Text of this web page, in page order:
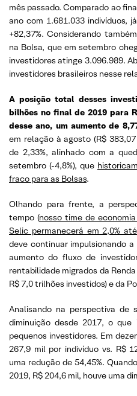
mês passado. Comparado ao
ano com 1.681.033 indivíduos,
+82,37%. Considerando
na Bolsa, que em setembro
investidores atinge 3.096.989.
investidores brasileiros nesse
A posição total desses
bilhões no final de 2019 para
desse ano, um aumento de
em relação à agosto (R$
de 2,33%, alinhado com a
setembro (-4,8%), que
fraco para as Bolsas.
Olhando para frente, a
tempo (nosso time de
Selic permanecerá em 2,0%
deve continuar impulsionando
aumento do fluxo de
rentabilidade migrados da
R$ 7,0 trilhões investidos) e da
Analisando na perspectiva de
diminuição desde 2017, o
pequenos investidores. Em
267,9 mil por indivíduo vs. R$
uma redução de 54,45%.
2019, R$ 204,6 mil, houve uma